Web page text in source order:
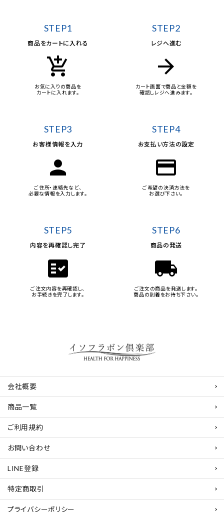
STEP1
商品をカートに入れる
add_shopping_cart
お気に入りの商品を
カートに入れます。
STEP2
レジへ進む
arrow_forward
カート画面で商品と金額を
確認しレジへ進みます。
STEP3
お客様情報を入力
person
ご住所・連絡先など、
必要な情報を入力します。
STEP4
お支払い方法の設定
credit_card
ご希望の決済方法を
お選び下さい。
STEP5
内容を再確認し完了
fact_check
ご注文内容を再確認し、
お手続きを完了します。
STEP6
商品の発送
local_shipping
ご注文の商品を発送します。
商品の到着をお待ち下さい。
会社概要
商品一覧
ご利用規約
お問い合わせ
LINE登録
特定商取引
プライバシーポリシー